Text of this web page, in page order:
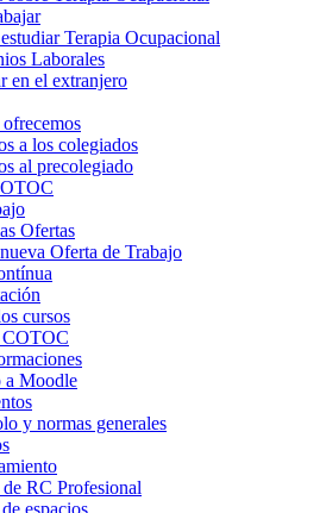
Terapia Ocupacional
Laborales
en el extranjero
a los colegiados
al precolegiado
Ofertas
Oferta de Trabajo
cursos
COTOC
a Moodle
y normas generales
de RC Profesional
espacios